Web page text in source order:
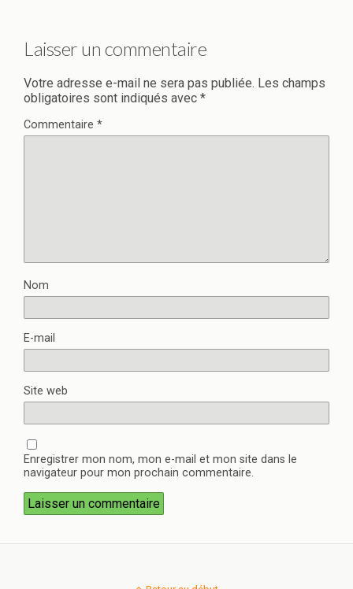
Laisser un commentaire
Votre adresse e-mail ne sera pas publiée. Les champs
obligatoires sont indiqués avec *
Commentaire *
Nom
E-mail
Site web
Enregistrer mon nom, mon e-mail et mon site dans le
navigateur pour mon prochain commentaire.